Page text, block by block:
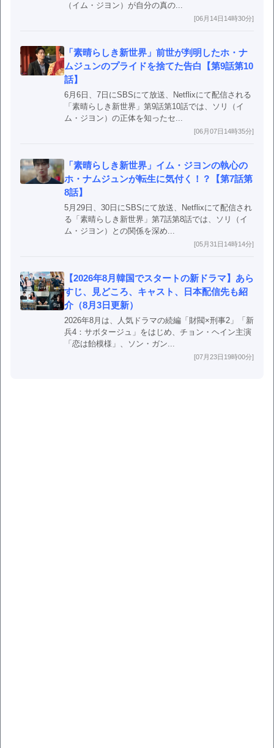
（イム・ジヨン）が自分の真の...
[06月14日14時30分]
「素晴らしき新世界」前世が判明したホ・ナ
ムジュンのプライドを捨てた告白【第9話第10
話】
6月6日、7日にSBSにて放送、Netflixにて配信される
「素晴らしき新世界」第9話第10話では、ソリ（イ
ム・ジヨン）の正体を知ったセ...
[06月07日14時35分]
「素晴らしき新世界」イム・ジヨンの執心の
ホ・ナムジュンが転生に気付く！？【第7話第
8話】
5月29日、30日にSBSにて放送、Netflixにて配信され
る「素晴らしき新世界」第7話第8話では、ソリ（イ
ム・ジヨン）との関係を深め...
[05月31日14時14分]
【2026年8月韓国でスタートの新ドラマ】あら
すじ、見どころ、キャスト、日本配信先も紹
介（8月3日更新）
2026年8月は、人気ドラマの続編「財閥×刑事2」「新
兵4：サボタージュ」をはじめ、チョン・ヘイン主演
「恋は飴模様」、ソン・ガン...
[07月23日19時00分]